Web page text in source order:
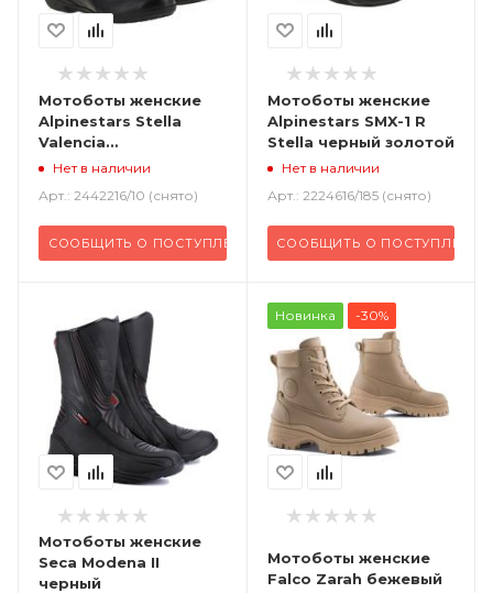
Мотоботы женские
Alpinestars Stella
Valencia
WATERPROOF черный
Нет в наличии
Арт.: 2442216/10 (снято)
СООБЩИТЬ О ПОСТУПЛЕНИИ
Мотоботы женские
Alpinestars SMX-1 R
Stella черный золотой
Нет в наличии
Арт.: 2224616/185 (снято)
СООБЩИТЬ О ПОСТУПЛЕНИИ
Мотоботы женские
Seca Modena II
черный
Новинка -30%
Мотоботы женские
Falco Zarah бежевый